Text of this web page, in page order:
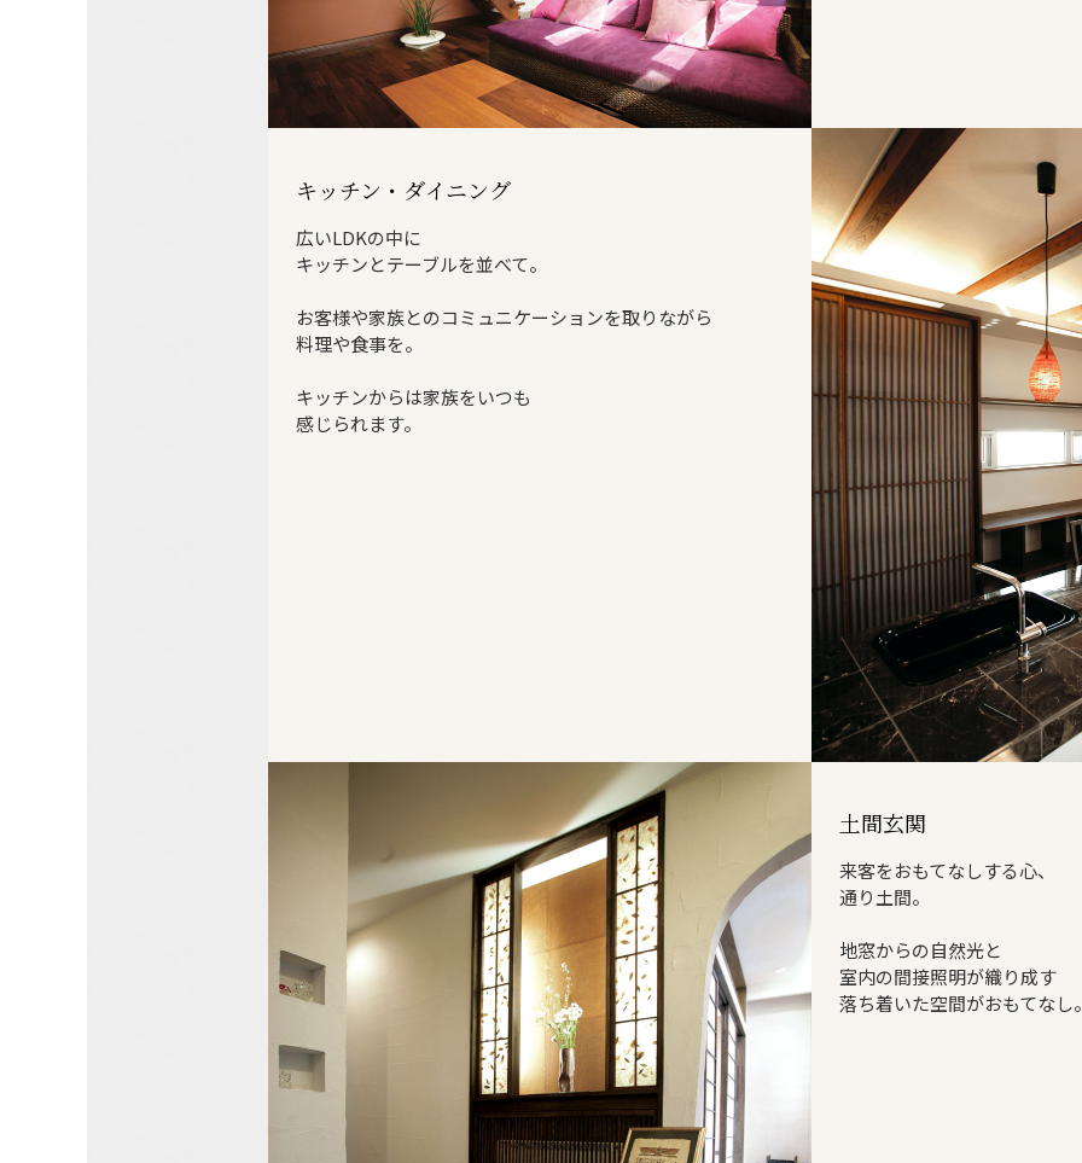
キッチン・ダイニング
広いLDKの中に
キッチンとテーブルを並べて。
お客様や家族とのコミュニケーションを取りながら
料理や食事を。
キッチンからは家族をいつも
感じられます。
土間玄関
来客をおもてなしする心、
通り土間。
地窓からの自然光と
室内の間接照明が織り成す
落ち着いた空間がおもてなし